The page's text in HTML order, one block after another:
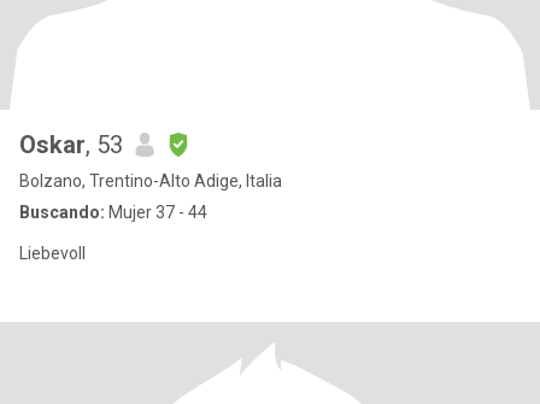
Oskar, 53
Bolzano, Trentino-Alto Adige, Italia
Buscando: Mujer 37 - 44
Liebevoll